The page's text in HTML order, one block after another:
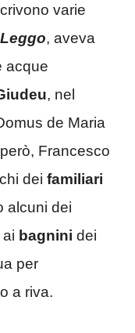
varie
Leggo, aveva
acque
, nel
de Maria
Francesco
dei familiari
alcuni dei
bagnini dei
per
a riva.